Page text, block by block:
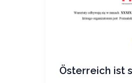
Österreich ist